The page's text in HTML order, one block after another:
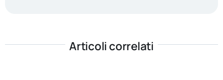
Articoli correlati